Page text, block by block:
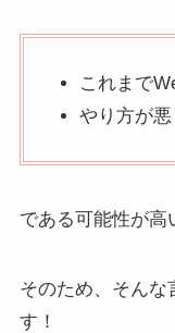
これまで
やり方が
である可能性が高
そのため、そんな
す！